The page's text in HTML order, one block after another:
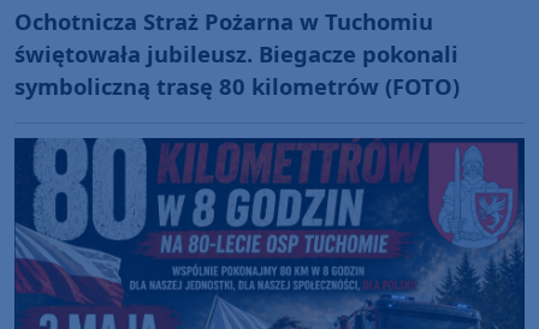
Ochotnicza Straż Pożarna w Tuchomiu
świętowała jubileusz. Biegacze pokonali
symboliczną trasę 80 kilometrów (FOTO)